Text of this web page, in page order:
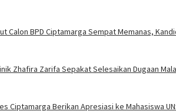
Calon BPD Ciptamarga Sempat Memanas,
Zhafira Zarifa Sepakat Selesaikan Dugaan
Ciptamarga Berikan Apresiasi ke Mahasiswa